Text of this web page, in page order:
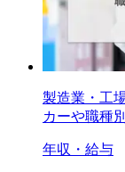
製造業・工
カーや職種
年収・給与